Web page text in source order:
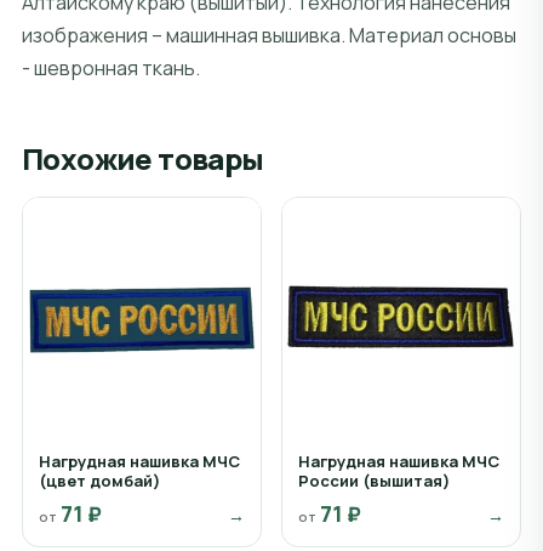
изображения – машинная вышивка. Материал основы
- шевронная ткань.
Похожие товары
Нагрудная нашивка МЧС
(цвет домбай)
от 71 ₽ →
Нагрудная нашивка МЧС
России (вышитая)
от 71 ₽ →